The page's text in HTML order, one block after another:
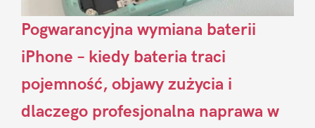
Pogwarancyjna wymiana baterii
iPhone – kiedy bateria traci
pojemność, objawy zużycia i
dlaczego profesjonalna naprawa w